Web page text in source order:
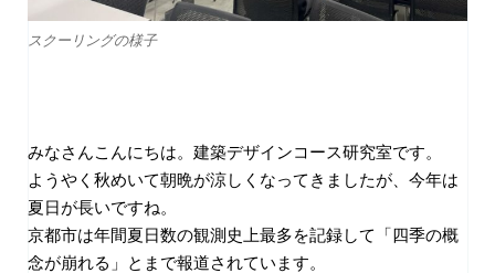
スクーリングの様子
みなさんこんにちは。建築デザインコース研究室です。
ようやく秋めいて朝晩が涼しくなってきましたが、今年は
夏日が長いですね。
京都市は年間夏日数の観測史上最多を記録して「四季の概
念が崩れる」とまで報道されています。